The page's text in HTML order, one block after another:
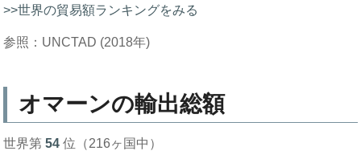
>>世界の貿易額ランキングをみる
参照：UNCTAD (2018年)
オマーンの輸出総額
世界第54 位（216ヶ国中）